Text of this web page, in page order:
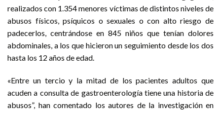
realizados con 1.354 menores víctimas de distintos niveles de
abusos físicos, psíquicos o sexuales o con alto riesgo de
padecerlos, centrándose en 845 niños que tenían dolores
abdominales, a los que hicieron un seguimiento desde los dos
hasta los 12 años de edad.
«Entre un tercio y la mitad de los pacientes adultos que
acuden a consulta de gastroenterología tiene una historia de
abusos”, han comentado los autores de la investigación en